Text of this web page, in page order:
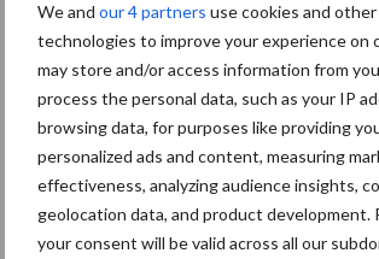
We and our 4 partners use cookies and
technologies to improve your experience on
may store and/or access information from
process the personal data, such as your IP
browsing data, for purposes like providing
personalized ads and content, measuring
effectiveness, analyzing audience insights,
geolocation data, and product development.
your consent will be valid across all our
Primaire
Sidebar
Recent nieuws
7 aug
Britse varkenssector
afzetcrisis in het
Toon meer